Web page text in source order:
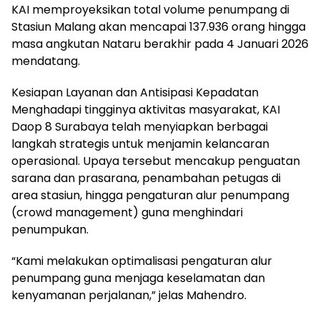
KAI memproyeksikan total volume penumpang di
Stasiun Malang akan mencapai 137.936 orang hingga
masa angkutan Nataru berakhir pada 4 Januari 2026
mendatang.
Kesiapan Layanan dan Antisipasi Kepadatan
Menghadapi tingginya aktivitas masyarakat, KAI
Daop 8 Surabaya telah menyiapkan berbagai
langkah strategis untuk menjamin kelancaran
operasional. Upaya tersebut mencakup penguatan
sarana dan prasarana, penambahan petugas di
area stasiun, hingga pengaturan alur penumpang
(crowd management) guna menghindari
penumpukan.
“Kami melakukan optimalisasi pengaturan alur
penumpang guna menjaga keselamatan dan
kenyamanan perjalanan,” jelas Mahendro.